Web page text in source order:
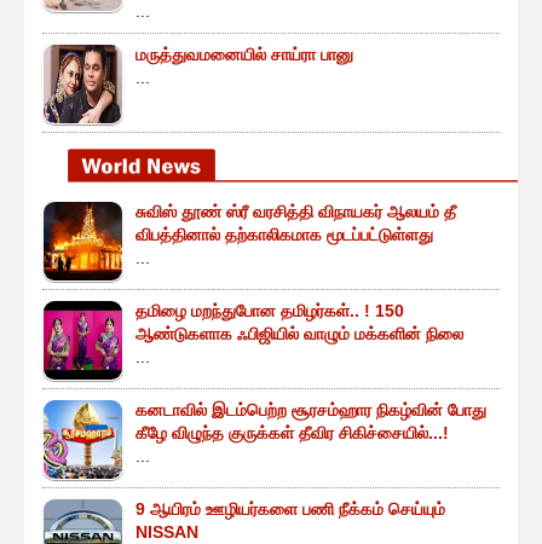
...
மருத்துவமனையில் சாய்ரா பானு
...
சுவிஸ் தூண் ஸ்ரீ வரசித்தி விநாயகர் ஆலயம் தீ
விபத்தினால் தற்காலிகமாக மூடப்பட்டுள்ளது
...
தமிழை மறந்துபோன தமிழர்கள்.. ! 150
ஆண்டுகளாக ஃபிஜியில் வாழும் மக்களின் நிலை
...
கனடாவில் இடம்பெற்ற சூரசம்ஹார நிகழ்வின் போது
கீழே விழுந்த குருக்கள் தீவிர சிகிச்சையில்...!
...
9 ஆயிரம் ஊழியர்களை பணி நீக்கம் செய்யும்
NISSAN